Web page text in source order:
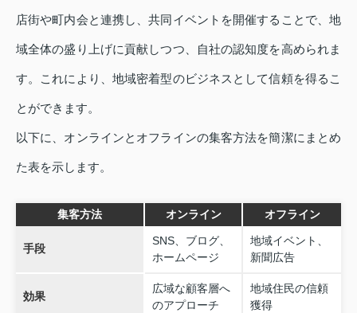
店街や町内会と連携し、共同イベントを開催することで、地
域全体の盛り上げに貢献しつつ、自社の認知度を高められま
す。これにより、地域密着型のビジネスとして信頼を得るこ
とができます。
以下に、オンラインとオフラインの集客方法を簡潔にまとめ
た表を示します。
集客方法 オンライン オフライン
手段
SNS、ブログ、
ホームページ
地域イベント、
新聞広告
効果
広域な顧客層へ
のアプローチ
地域住民の信頼
獲得